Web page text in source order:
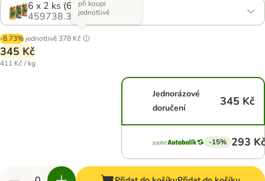
6 x 2 ks (6 x 140 g)
459738.3
-8.73% jednotlivě 378 Kč
při koupi
jednotlivě
345 Kč
411 Kč / kg
Jednorázové
doručení
345 Kč
-15% 293